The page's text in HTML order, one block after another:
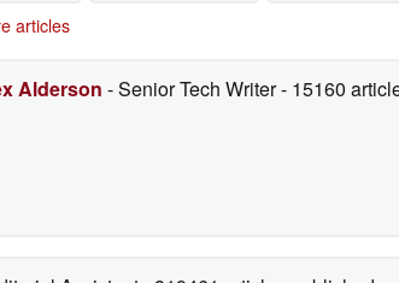
06/28/2026
articles
Alderson - Senior Tech Writer- 15160